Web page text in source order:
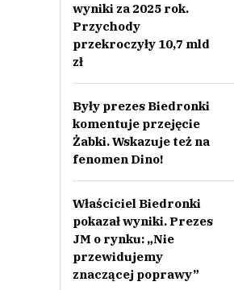
wyniki za 2025 rok.
Przychody
przekroczyły 10,7 mld
zł
Były prezes Biedronki
komentuje przejęcie
Żabki. Wskazuje też na
fenomen Dino!
Właściciel Biedronki
pokazał wyniki. Prezes
JM o rynku: „Nie
przewidujemy
znaczącej poprawy”